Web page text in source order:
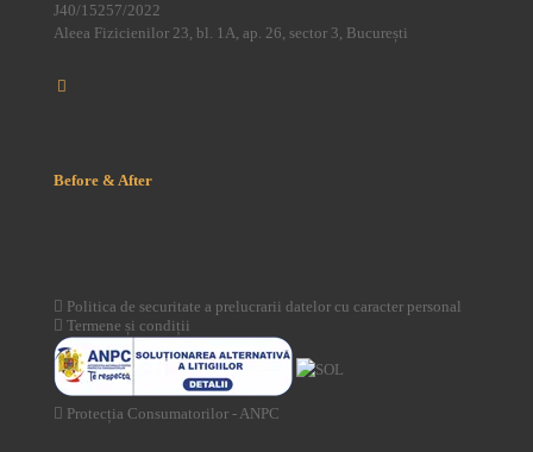
J40/15257/2022
Aleea Fizicienilor 23, bl. 1A, ap. 26, sector 3, București
Before & After
Politica de securitate a prelucrarii datelor cu caracter personal
Termene și condiții
Protecția Consumatorilor - ANPC